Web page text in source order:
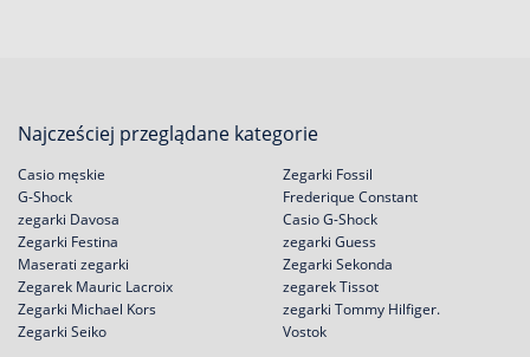
Najcześciej przeglądane kategorie
Casio męskie
G-Shock
zegarki Davosa
Zegarki Festina
Zegarki Fossil
Frederique Constant
Casio G-Shock
zegarki Guess
Maserati zegarki
Zegarek Mauric Lacroix
Zegarki Michael Kors
Zegarki Seiko
Zegarki Sekonda
zegarek Tissot
zegarki Tommy Hilfiger.
Vostok